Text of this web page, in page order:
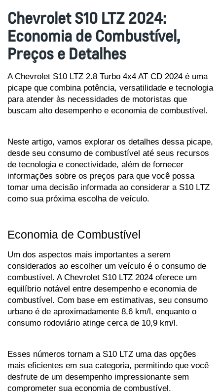
Chevrolet S10 LTZ 2024:
Economia de Combustível,
Preços e Detalhes
A Chevrolet S10 LTZ 2.8 Turbo 4x4 AT CD 2024 é uma
picape que combina potência, versatilidade e tecnologia
para atender às necessidades de motoristas que
buscam alto desempenho e economia de combustível.
Neste artigo, vamos explorar os detalhes dessa picape,
desde seu consumo de combustível até seus recursos
de tecnologia e conectividade, além de fornecer
informações sobre os preços para que você possa
tomar uma decisão informada ao considerar a S10 LTZ
como sua próxima escolha de veículo.
Economia de Combustível
Um dos aspectos mais importantes a serem
considerados ao escolher um veículo é o consumo de
combustível. A Chevrolet S10 LTZ 2024 oferece um
equilíbrio notável entre desempenho e economia de
combustível. Com base em estimativas, seu consumo
urbano é de aproximadamente 8,6 km/l, enquanto o
consumo rodoviário atinge cerca de 10,9 km/l.
Esses números tornam a S10 LTZ uma das opções
mais eficientes em sua categoria, permitindo que você
desfrute de um desempenho impressionante sem
comprometer sua economia de combustível.